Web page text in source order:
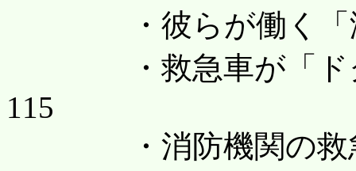
・彼らが働く「湘
・救急車が「ドク
115
・消防機関の救急